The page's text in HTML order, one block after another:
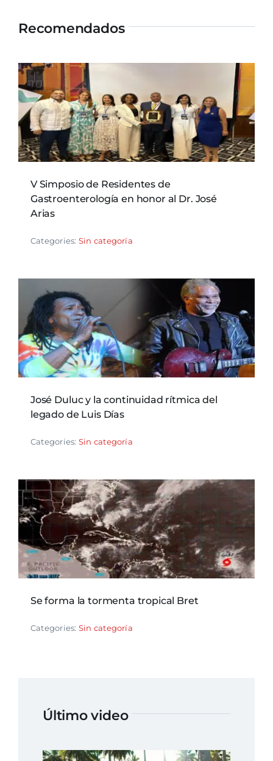
Recomendados
V Simposio de Residentes de
Gastroenterología en honor al Dr. José
Arias
Categories: Sin categoría
José Duluc y la continuidad rítmica del
legado de Luis Días
Categories: Sin categoría
Se forma la tormenta tropical Bret
Categories: Sin categoría
Último video